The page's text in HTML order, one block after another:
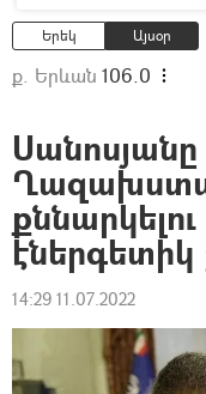
Երեկ Այսօր
ք. Երևան 106.0
Սանոսյանը
էներգետիկ
14:29 11.07.2022